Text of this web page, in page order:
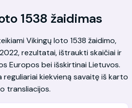
1538 žaidimas
Vikingų loto 1538 žaidimo,
rezultatai, ištraukti skaičiai ir
Europos bei išskirtinai Lietuvos.
reguliariai kiekvieną savaitę iš karto
transliacijos.